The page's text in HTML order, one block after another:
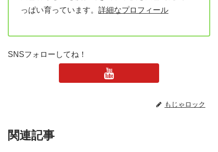
っぱい育っています。 詳細なプロフィール
SNSフォローしてね！
もじゃロック
関連記事